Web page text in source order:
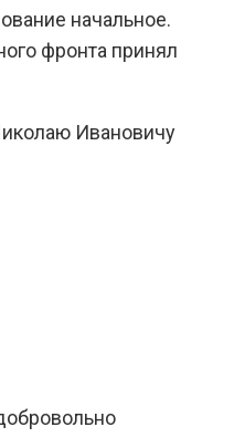
начальное.
фронта принял
Ивановичу